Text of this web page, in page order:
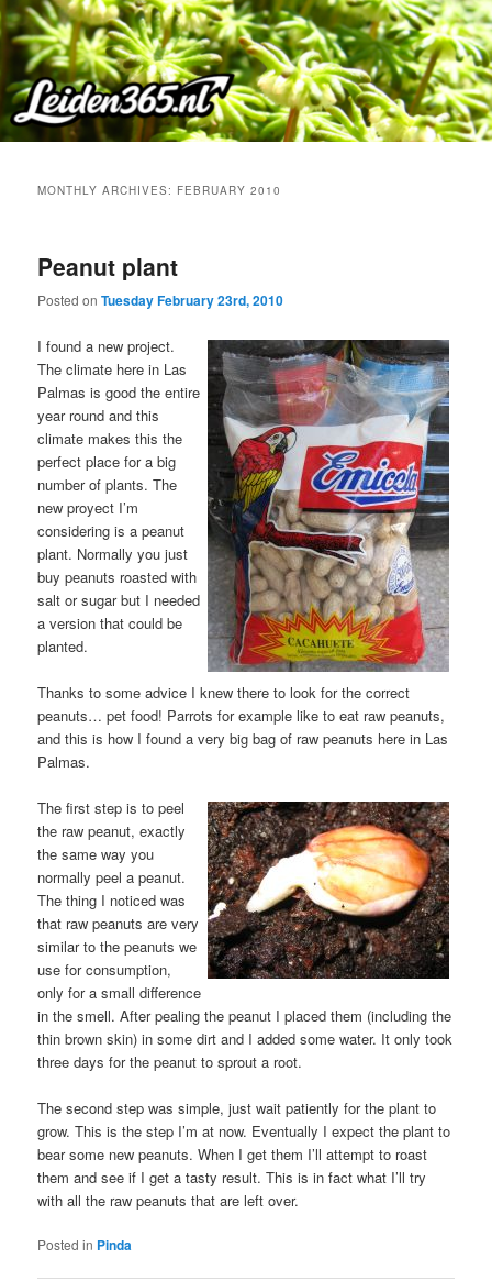
Skip
to
primary
content
Skip
to
secondary
content
MONTHLY ARCHIVES: FEBRUARY 2010
Peanut plant
Posted onTuesday February 23rd, 2010
I found a new project.
The climate here in Las
Palmas is good the entire
year round and this
climate makes this the
perfect place for a big
number of plants. The
new proyect I’m
considering is a peanut
plant. Normally you just
buy peanuts roasted with
salt or sugar but I needed
a version that could be
planted.
Thanks to some advice I knew there to look for the correct
peanuts… pet food! Parrots for example like to eat raw peanuts,
and this is how I found a very big bag of raw peanuts here in Las
Palmas.
The first step is to peel
the raw peanut, exactly
the same way you
normally peel a peanut.
The thing I noticed was
that raw peanuts are very
similar to the peanuts we
use for consumption,
only for a small difference
in the smell. After pealing the peanut I placed them (including the
thin brown skin) in some dirt and I added some water. It only took
three days for the peanut to sprout a root.
The second step was simple, just wait patiently for the plant to
grow. This is the step I’m at now. Eventually I expect the plant to
bear some new peanuts. When I get them I’ll attempt to roast
them and see if I get a tasty result. This is in fact what I’ll try
with all the raw peanuts that are left over.
Posted in Pinda